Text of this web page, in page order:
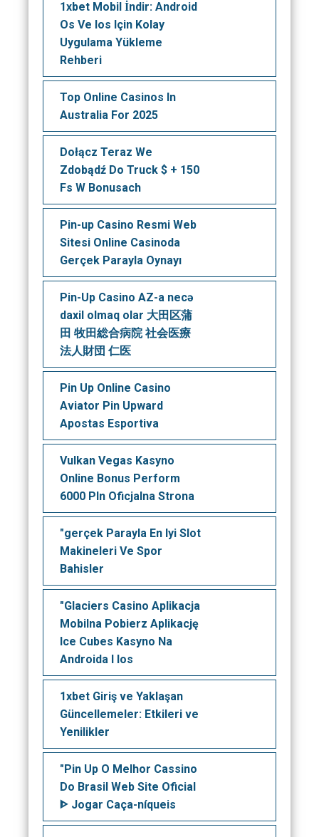
1xbet Mobil İndir: Android
Os Ve Ios Için Kolay
Uygulama Yükleme
Rehberi
Top Online Casinos In
Australia For 2025
Dołącz Teraz We
Zdobądź Do Truck $ + 150
Fs W Bonusach
Pin-up Casino Resmi Web
Sitesi Online Casinoda
Gerçek Parayla Oynayı
Pin-Up Casino AZ-a necə
daxil olmaq olar 大田区蒲
田 牧田総合病院 社会医療
法人財団 仁医
Pin Up Online Casino
Aviator Pin Upward
Apostas Esportiva
Vulkan Vegas Kasyno
Online️ Bonus Perform
6000 Pln Oficjalna Strona
"gerçek Parayla En Iyi Slot
Makineleri Ve Spor
Bahisler
"Glaciers Casino Aplikacja
Mobilna Pobierz Aplikację
Ice Cubes Kasyno Na
Androida I Ios
1xbet Giriş ve Yaklaşan
Güncellemeler: Etkileri ve
Yenilikler
"Pin Up O Melhor Cassino
Do Brasil Web Site Oficial
ᐈ Jogar Caça-níqueis